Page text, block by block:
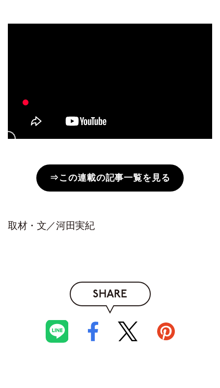
⇒この連載の記事一覧を見る
取材・文／河田実紀
SHARE